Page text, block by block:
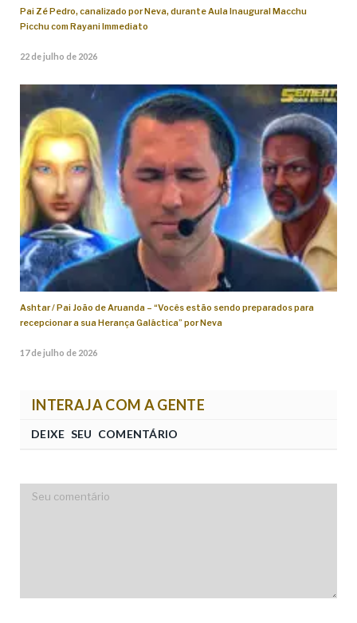
Pai Zé Pedro, canalizado por Neva, durante Aula Inaugural Macchu
Picchu com Rayani Immediato
22 de julho de 2026
Ashtar / Pai João de Aruanda – “Vocês estão sendo preparados para
recepcionar a sua Herança Galáctica” por Neva
17 de julho de 2026
INTERAJA COM A GENTE
DEIXE SEU COMENTÁRIO